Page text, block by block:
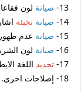
13- صيانة لون
14- صيانة تخبئة
15- صيانة عدم
16- صيانة لون
17- تجديد اللغة
18- إصلاحات اخرى.